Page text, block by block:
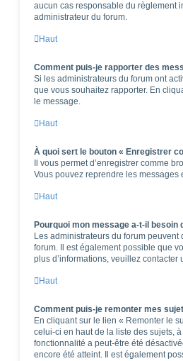
aucun cas responsable du règlement
administrateur du forum.
Haut
Comment puis-je rapporter des
Si les administrateurs du forum ont
que vous souhaitez rapporter. En
le message.
Haut
À quoi sert le bouton « Enregistrer
Il vous permet d’enregistrer comme
Vous pouvez reprendre les
Haut
Pourquoi mon message a-t-il besoin
Les administrateurs du forum
forum. Il est également possible que
plus d’informations, veuillez contacter
Haut
Comment puis-je remonter mes
En cliquant sur le lien « Remonter le
celui-ci en haut de la liste des sujets,
fonctionnalité a peut-être été
encore été atteint. Il est également